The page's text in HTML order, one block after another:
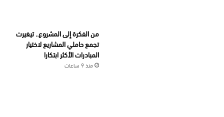
من الفكرة إلى المشروع.. تيغيرت
تجمع حاملي المشاريع لاختيار
المبادرات الأكثر ابتكارا
منذ 9 ساعات